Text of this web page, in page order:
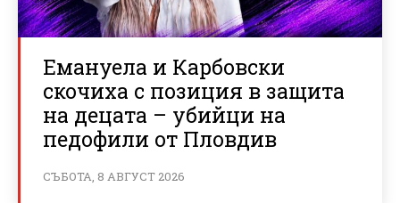
Емануела и Карбовски
скочиха с позиция в защита
на децата – убийци на
педофили от Пловдив
СЪБОТА, 8 АВГУСТ 2026